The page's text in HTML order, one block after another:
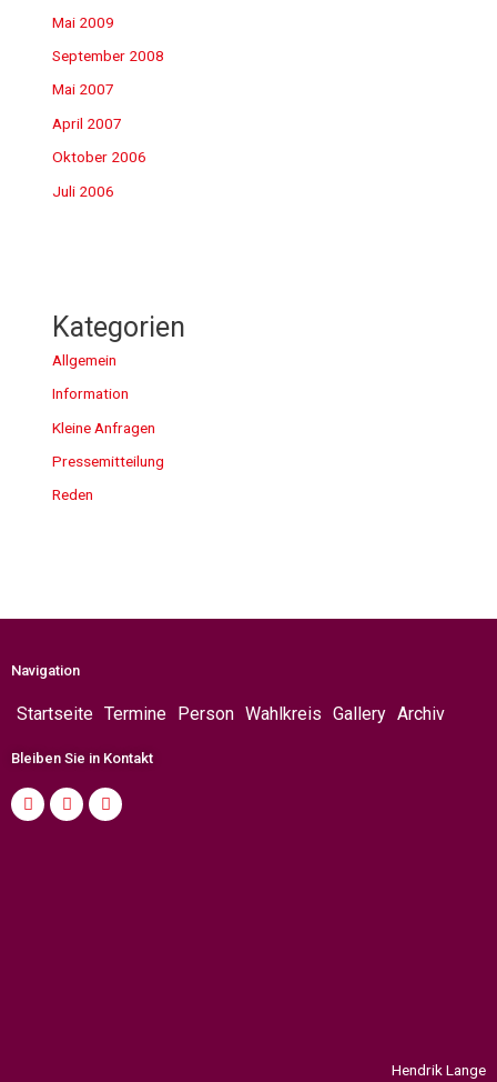
Mai 2009
September 2008
Mai 2007
April 2007
Oktober 2006
Juli 2006
Kategorien
Allgemein
Information
Kleine Anfragen
Pressemitteilung
Reden
Navigation
Startseite Termine Person Wahlkreis Gallery Archiv
Bleiben Sie in Kontakt
Hendrik Lange